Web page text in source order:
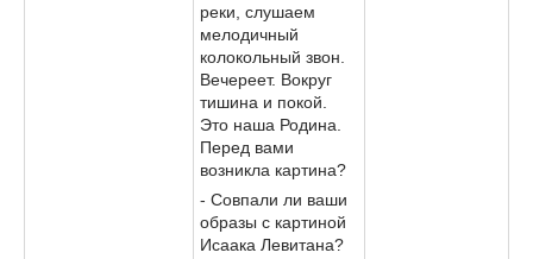
реки, слушаем
мелодичный
колокольный звон.
Вечереет. Вокруг
тишина и покой.
Это наша Родина.
Перед вами
возникла картина?
- Совпали ли ваши
образы с картиной
Исаака Левитана?